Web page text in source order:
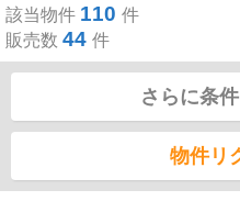
該当物件 110 件
販売数 44 件
さらに条
物件リ